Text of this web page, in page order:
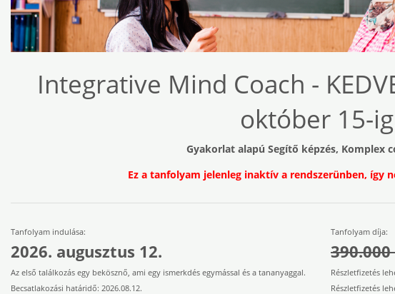
Integrative Mind Coach -
október 15-
Gyakorlat alapú Segítő képzés, Komplex
Ez a tanfolyam jelenleg inaktív a rendszerünben, így
Tanfolyam indulása:
2026. augusztus 12.
Az első találkozás egy bekösznő, ami egy ismerkdés egymással és a tananyaggal.
Becsatlakozási határidő: 2026.08.12.
Tanfolyam díja:
Részletfizetés
Részletfizetés